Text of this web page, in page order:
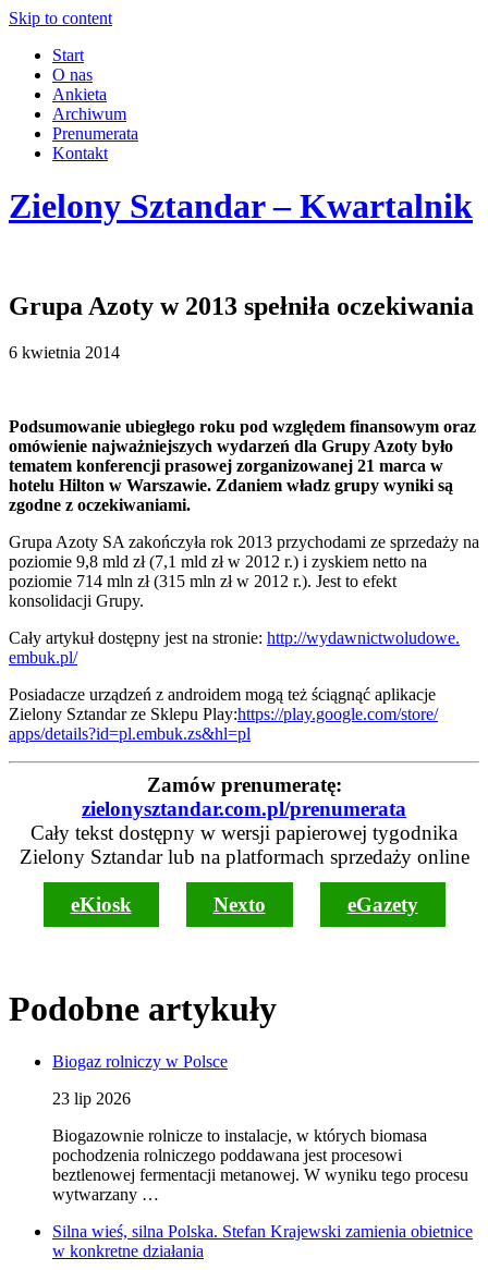
Skip to content
Start
O nas
Ankieta
Archiwum
Prenumerata
Kontakt
Zielony Sztandar – Kwartalnik
Grupa Azoty w 2013 spełniła oczekiwania
6 kwietnia 2014
Podsumowanie ubiegłego roku pod względem finansowym oraz
omówienie najważniejszych wydarzeń dla Grupy Azoty było
tematem konferencji prasowej zorganizowanej 21 marca w
hotelu Hilton w Warszawie. Zdaniem władz grupy wyniki są
zgodne z oczekiwaniami.
Grupa Azoty SA zakończyła rok 2013 przychodami ze sprzedaży na
poziomie 9,8 mld zł (7,1 mld zł w 2012 r.) i zyskiem netto na
poziomie 714 mln zł (315 mln zł w 2012 r.). Jest to efekt
konsolidacji Grupy.
Cały artykuł dostępny jest na stronie: http://wydawnictwoludowe.
embuk.pl/
Posiadacze urządzeń z androidem mogą też ściągnąć aplikacje
Zielony Sztandar ze Sklepu Play:https://play.google.com/store/
apps/details?id=pl.embuk.zs&hl=pl
Zamów prenumeratę:
zielonysztandar.com.pl/prenumerata
Cały tekst dostępny w wersji papierowej tygodnika
Zielony Sztandar lub na platformach sprzedaży online
eKiosk Nexto eGazety
Podobne artykuły
Biogaz rolniczy w Polsce
23 lip 2026
Biogazownie rolnicze to instalacje, w których biomasa
pochodzenia rolniczego poddawana jest procesowi
beztlenowej fermentacji metanowej. W wyniku tego procesu
wytwarzany …
Silna wieś, silna Polska. Stefan Krajewski zamienia obietnice
w konkretne działania